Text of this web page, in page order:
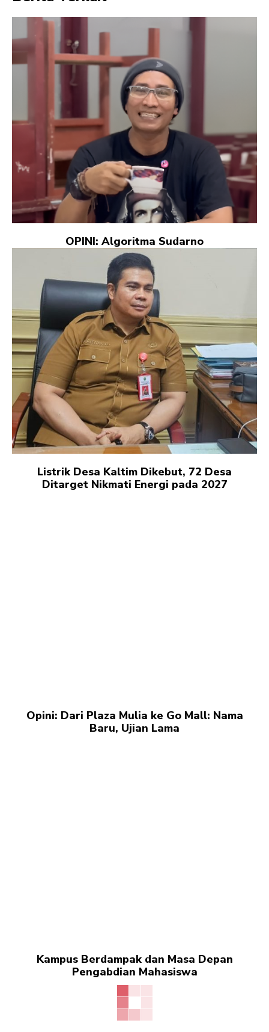
OPINI: Algoritma Sudarno
Listrik Desa Kaltim Dikebut, 72 Desa
Ditarget Nikmati Energi pada 2027
Opini: Dari Plaza Mulia ke Go Mall: Nama
Baru, Ujian Lama
Kampus Berdampak dan Masa Depan
Pengabdian Mahasiswa